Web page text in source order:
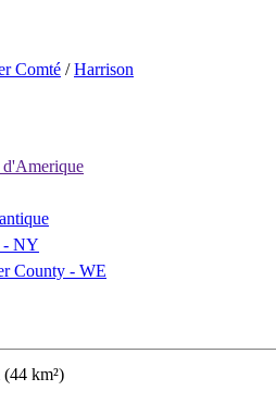
Comté /Harrison
- NY
County - WE
km²)